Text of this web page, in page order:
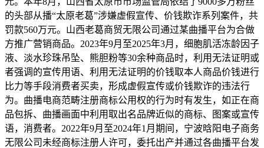
的头部从播“太原老葛”涉嫌虚假宣传、价钱欺诈系列案件，共
罚款560万元。山西老葛商贸无限公司通过某曲播平台为合做
方推广营销商品。2023年9月至2025年3月，细胞肌活冻龄因子
液、淡水珍珠吊坠、熊胆粉等30余种商品时，利用无法证明或
者强调的宣传用语、利用无法证明的价钱取本人商品价钱进行
比力等手段消费者买卖，形成虚假宣传或价钱欺诈的违法行
为。曲播电商范畴注册商标公用权的行为时有发生，如正在商
品包拆、曲播画面中利用取出名品牌近似的商标、图案或宣传
语，消费者。2022年9月至2024年1月期间，宁波晗阳电子商务
无限公司未经商标注册人许可，委托出产并通过各曲播平台发